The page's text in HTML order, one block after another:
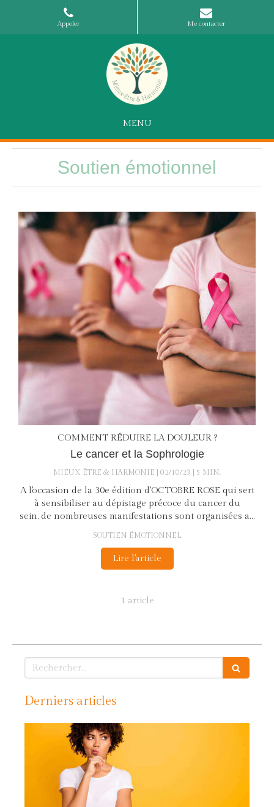
Appeler Me contacter
MENU
Soutien émotionnel
COMMENT RÉDUIRE LA DOULEUR ?
Le cancer et la Sophrologie
MIEUX ÊTRE & HARMONIE 02/10/23 5 MIN.
A l'occasion de la 30e édition d'OCTOBRE ROSE qui sert
à sensibiliser au dépistage précoce du cancer du
sein, de nombreuses manifestations sont organisées a...
SOUTIEN ÉMOTIONNEL
Lire l'article
1 article
Rechercher
Derniers articles